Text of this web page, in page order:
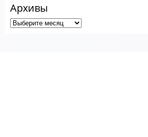
Архивы